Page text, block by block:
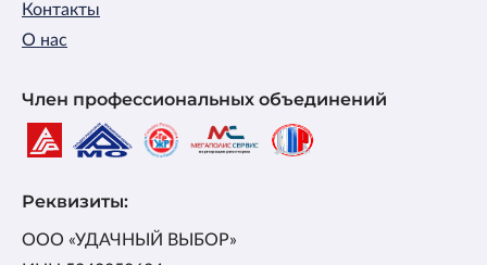
Контакты
О нас
Реквизиты:
ООО «УДАЧНЫЙ ВЫБОР»
Член профессиональных объединений